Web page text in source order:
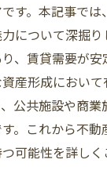
す。本記事では
について深掘り
、賃貸需要が
産形成において
公共施設や商
。これから不動
可能性を詳しく